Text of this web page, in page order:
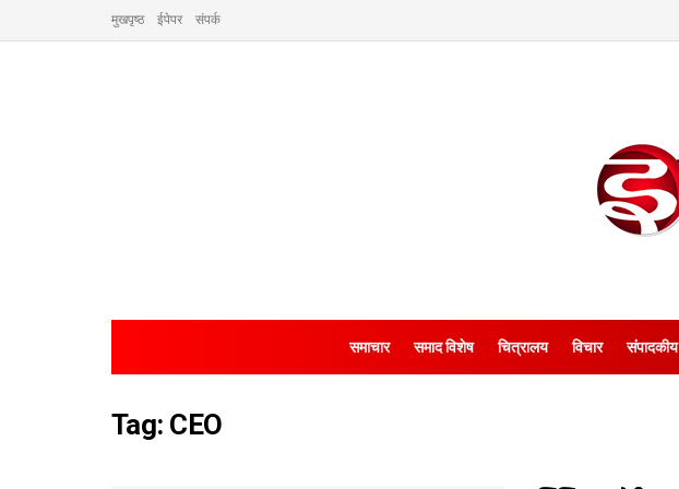
मुखपृष्ठ ईपेपर संपर्क
समाचार समाद विशेष चित्रालय विचार संपादकीय
Tag: CEO